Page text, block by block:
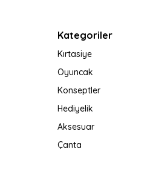
Kategoriler
Kırtasiye
Oyuncak
Konseptler
Hediyelik
Aksesuar
Çanta